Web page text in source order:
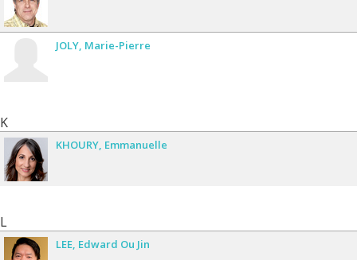
JOLY Marie-Pierre
K
KHOURY Emmanuelle
L
LEE Edward Ou Jin